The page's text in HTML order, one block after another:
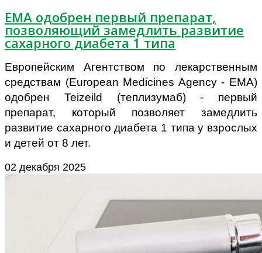
ЕMA одобрен первый препарат,
позволяющий замедлить развитие
сахарного диабета 1 типа
Eвропейским Агентством по лекарственным
средствам (European Medicines Agency - ЕMA)
одобрен Teizeild (теплизумаб) - первый
препарат, который позволяет замедлить
развитие сахарного диабета 1 типа у взрослых
и детей от 8 лет.
02 декабря 2025